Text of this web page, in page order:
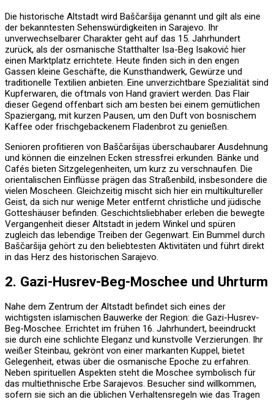
Die historische Altstadt wird Baščaršija genannt und gilt als eine
der bekanntesten Sehenswürdigkeiten in Sarajevo. Ihr
unverwechselbarer Charakter geht auf das 15. Jahrhundert
zurück, als der osmanische Statthalter Isa-Beg Isaković hier
einen Marktplatz errichtete. Heute finden sich in den engen
Gassen kleine Geschäfte, die Kunsthandwerk, Gewürze und
traditionelle Textilien anbieten. Eine unverzichtbare Spezialität sind
Kupferwaren, die oftmals von Hand graviert werden. Das Flair
dieser Gegend offenbart sich am besten bei einem gemütlichen
Spaziergang, mit kurzen Pausen, um den Duft von bosnischem
Kaffee oder frischgebackenem Fladenbrot zu genießen.
Senioren profitieren von Baščaršijas überschaubarer Ausdehnung
und können die einzelnen Ecken stressfrei erkunden. Bänke und
Cafés bieten Sitzgelegenheiten, um kurz zu verschnaufen. Die
orientalischen Einflüsse prägen das Straßenbild, insbesondere die
vielen Moscheen. Gleichzeitig mischt sich hier ein multikultureller
Geist, da sich nur wenige Meter entfernt christliche und jüdische
Gotteshäuser befinden. Geschichtsliebhaber erleben die bewegte
Vergangenheit dieser Altstadt in jedem Winkel und spüren
zugleich das lebendige Treiben der Gegenwart. Ein Bummel durch
Baščaršija gehört zu den beliebtesten Aktivitäten und führt direkt
in das Herz des historischen Sarajevo.
2. Gazi-Husrev-Beg-Moschee und Uhrturm
Nahe dem Zentrum der Altstadt befindet sich eines der
wichtigsten islamischen Bauwerke der Region: die Gazi-Husrev-
Beg-Moschee. Errichtet im frühen 16. Jahrhundert, beeindruckt
sie durch eine schlichte Eleganz und kunstvolle Verzierungen. Ihr
weißer Steinbau, gekrönt von einer markanten Kuppel, bietet
Gelegenheit, etwas über die osmanische Epoche zu erfahren.
Neben spirituellen Aspekten steht die Moschee symbolisch für
das multiethnische Erbe Sarajevos. Besucher sind willkommen,
sofern sie sich an die üblichen Verhaltensregeln wie das Tragen